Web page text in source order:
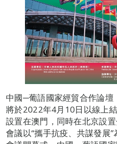
中國─葡語國家經貿合作論
將於2022年4月10日以線上
設置在澳門，同時在北京設
會議以“攜手抗疫、共謀發展